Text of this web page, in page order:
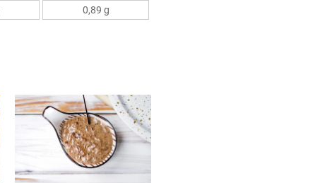
0,89 g